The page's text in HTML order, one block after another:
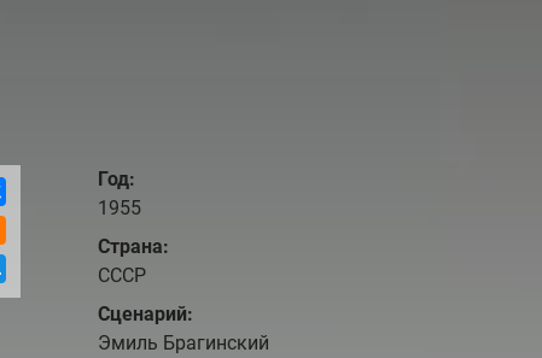
Год:
1955
Страна:
СССР
Сценарий:
Эмиль Брагинский